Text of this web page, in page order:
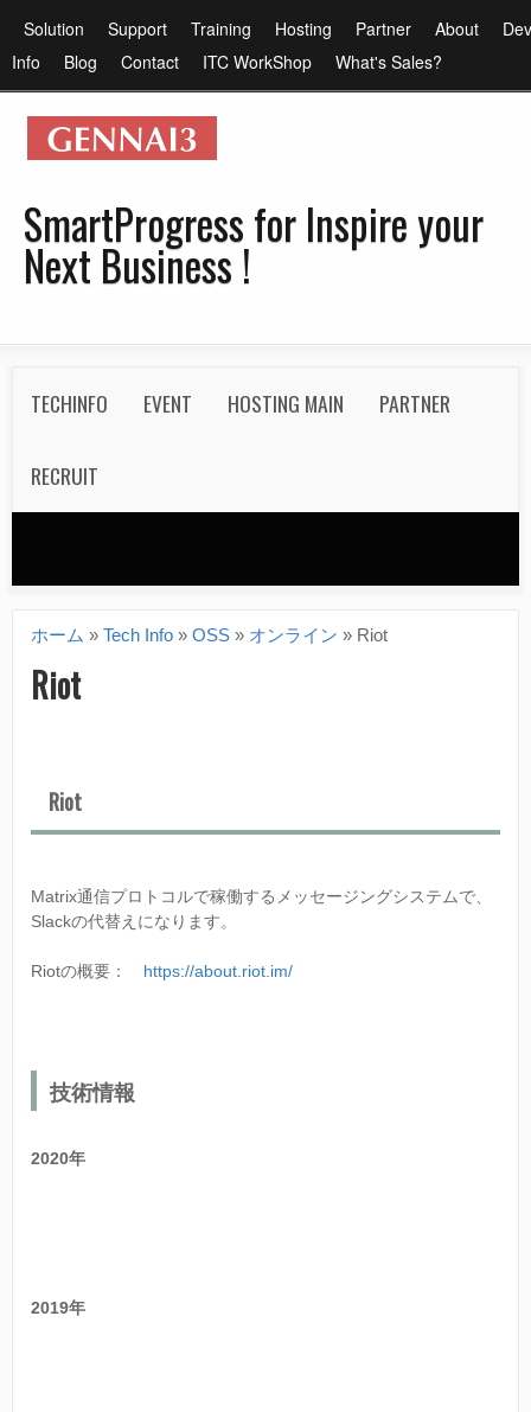
コ
ン
ン
ツ
に
動
メ
イ
ン
ニ
ー
Solution Support Training Hosting Partner About
Info
Blog Contact ITC WorkShop What's Sales?
SmartProgress for Inspire your
Next Business !
o
TECHINFO EVENT HOSTING MAIN PARTNER
RECRUIT
現
在
ホーム » Tech Info » OSS » オンライン » Riot
Riot
Riot
Matrix通信プロトコルで稼働するメッセージングシステムで、
Slackの代替えになります。
Riotの概要： https://about.riot.im/
技術情報
2020年
2019年